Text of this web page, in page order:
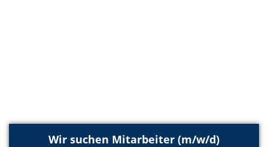
Wir suchen Mitarbeiter (m/w/d)